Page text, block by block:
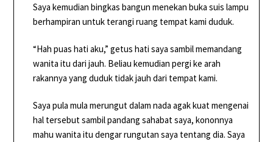
Saya kemudian bingkas bangun menekan buka suis lampu
berhampiran untuk terangi ruang tempat kami duduk.
“Hah puas hati aku,” getus hati saya sambil memandang
wanita itu dari jauh. Beliau kemudian pergi ke arah
rakannya yang duduk tidak jauh dari tempat kami.
Saya pula mula merungut dalam nada agak kuat mengenai
hal tersebut sambil pandang sahabat saya, kononnya
mahu wanita itu dengar rungutan saya tentang dia. Saya